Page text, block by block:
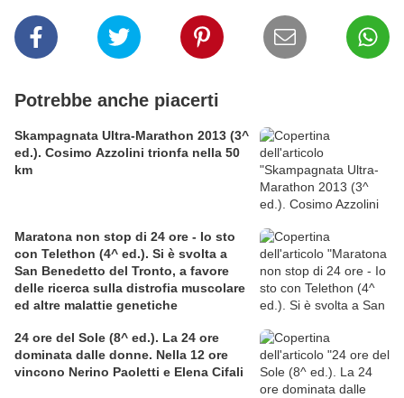
Potrebbe anche piacerti
Skampagnata Ultra-Marathon 2013 (3^
ed.). Cosimo Azzolini trionfa nella 50
km
Maratona non stop di 24 ore - Io sto
con Telethon (4^ ed.). Si è svolta a
San Benedetto del Tronto, a favore
delle ricerca sulla distrofia muscolare
ed altre malattie genetiche
24 ore del Sole (8^ ed.). La 24 ore
dominata dalle donne. Nella 12 ore
vincono Nerino Paoletti e Elena Cifali